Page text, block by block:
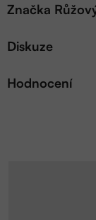
Značka
Diskuze
Hodnocení